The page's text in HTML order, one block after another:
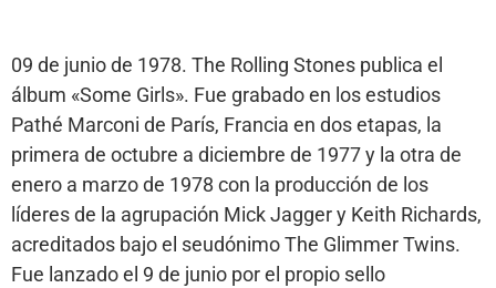
09 de junio de 1978. The Rolling Stones publica el
álbum «Some Girls». Fue grabado en los estudios
Pathé Marconi de París, Francia en dos etapas, la
primera de octubre a diciembre de 1977 y la otra de
enero a marzo de 1978 con la producción de los
líderes de la agrupación Mick Jagger y Keith Richards,
acreditados bajo el seudónimo The Glimmer Twins.
Fue lanzado el 9 de junio por el propio sello